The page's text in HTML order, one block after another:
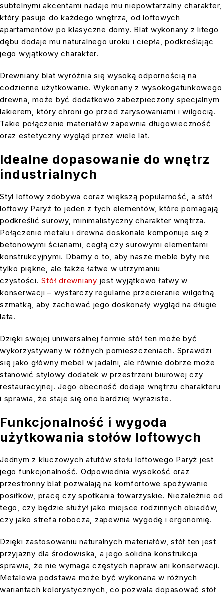
subtelnymi akcentami nadaje mu niepowtarzalny charakter,
który pasuje do każdego wnętrza, od loftowych
apartamentów po klasyczne domy. Blat wykonany z litego
dębu dodaje mu naturalnego uroku i ciepła, podkreślając
jego wyjątkowy charakter.
Drewniany blat wyróżnia się wysoką odpornością na
codzienne użytkowanie. Wykonany z wysokogatunkowego
drewna, może być dodatkowo zabezpieczony specjalnym
lakierem, który chroni go przed zarysowaniami i wilgocią.
Takie połączenie materiałów zapewnia długowieczność
oraz estetyczny wygląd przez wiele lat.
Idealne dopasowanie do wnętrz
industrialnych
Styl loftowy zdobywa coraz większą popularność, a stół
loftowy Paryż to jeden z tych elementów, które pomagają
podkreślić surowy, minimalistyczny charakter wnętrza.
Połączenie metalu i drewna doskonale komponuje się z
betonowymi ścianami, cegłą czy surowymi elementami
konstrukcyjnymi. Dbamy o to, aby nasze meble były nie
tylko piękne, ale także łatwe w utrzymaniu
czystości.Stół drewniany jest wyjątkowo łatwy w
konserwacji – wystarczy regularne przecieranie wilgotną
szmatką, aby zachować jego doskonały wygląd na długie
lata.
Dzięki swojej uniwersalnej formie stół ten może być
wykorzystywany w różnych pomieszczeniach. Sprawdzi
się jako główny mebel w jadalni, ale równie dobrze może
stanowić stylowy dodatek w przestrzeni biurowej czy
restauracyjnej. Jego obecność dodaje wnętrzu charakteru
i sprawia, że staje się ono bardziej wyraziste.
Funkcjonalność i wygoda
użytkowania stołów loftowych
Jednym z kluczowych atutów stołu loftowego Paryż jest
jego funkcjonalność. Odpowiednia wysokość oraz
przestronny blat pozwalają na komfortowe spożywanie
posiłków, pracę czy spotkania towarzyskie. Niezależnie od
tego, czy będzie służył jako miejsce rodzinnych obiadów,
czy jako strefa robocza, zapewnia wygodę i ergonomię.
Dzięki zastosowaniu naturalnych materiałów, stół ten jest
przyjazny dla środowiska, a jego solidna konstrukcja
sprawia, że nie wymaga częstych napraw ani konserwacji.
Metalowa podstawa może być wykonana w różnych
wariantach kolorystycznych, co pozwala dopasować stół